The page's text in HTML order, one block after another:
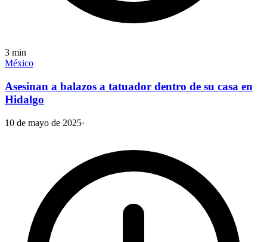
3 min
México
Asesinan a balazos a tatuador dentro de su casa en
Hidalgo
10 de mayo de 2025·